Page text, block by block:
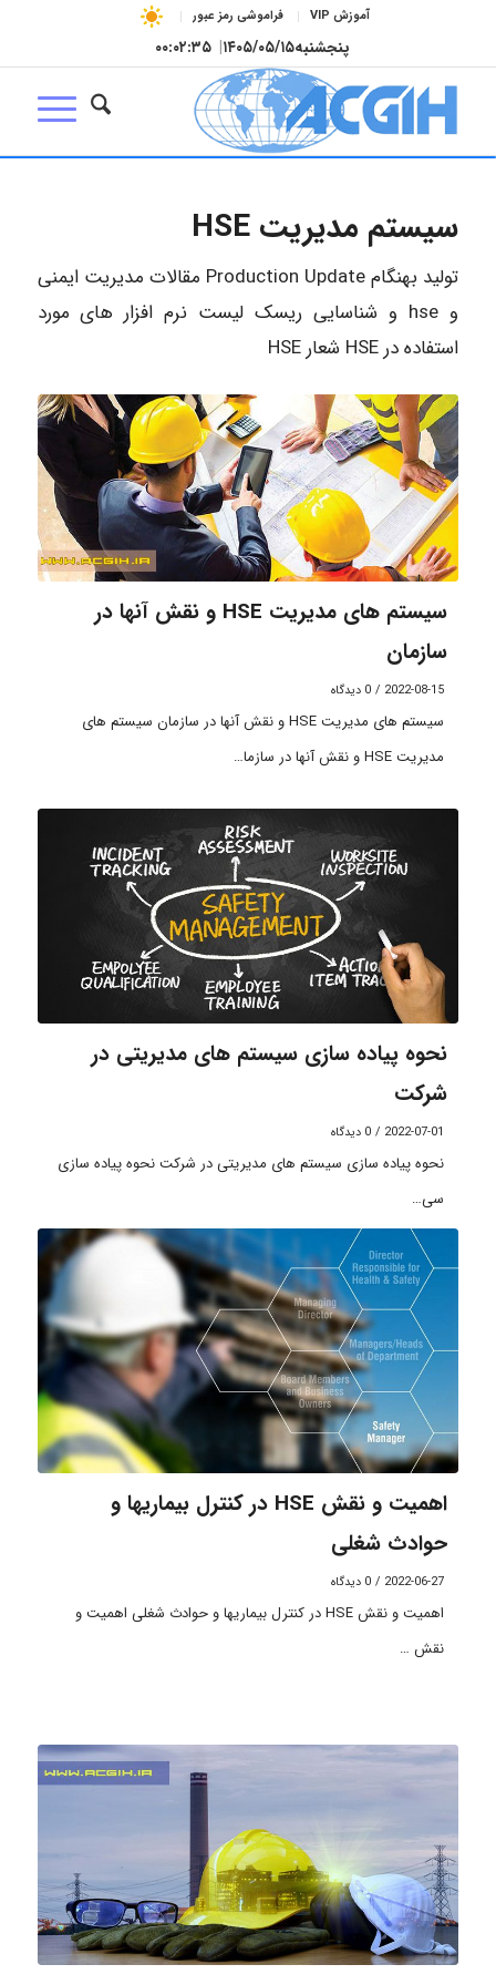
آموزش VIP فراموشی رمز عبور
پنجشنبه۱۴۰۵/۰۵/۱۵| ۰۰:۰۲:۳۶
سیستم مدیریت HSE
تولید بهنگام Production Update مقالات مدیریت ایمنی
و hse و شناسایی ریسک لیست نرم افزار های مورد
استفاده در HSE شعار HSE
سیستم های مدیریت HSE و نقش آنها در
سازمان
2022-08-15
/ 0 دیدگاه
سیستم های مدیریت HSE و نقش آنها در سازمان سیستم های
مدیریت HSE و نقش آنها در سازما…
نحوه پیاده سازی سیستم های مدیریتی در
شرکت
2022-07-01
/ 0 دیدگاه
نحوه پیاده سازی سیستم های مدیریتی در شرکت نحوه پیاده سازی
سی…
اهمیت و نقش HSE در کنترل بیماریها و
حوادث شغلی
2022-06-27
/ 0 دیدگاه
اهمیت و نقش HSE در کنترل بیماریها و حوادث شغلی اهمیت و
نقش …